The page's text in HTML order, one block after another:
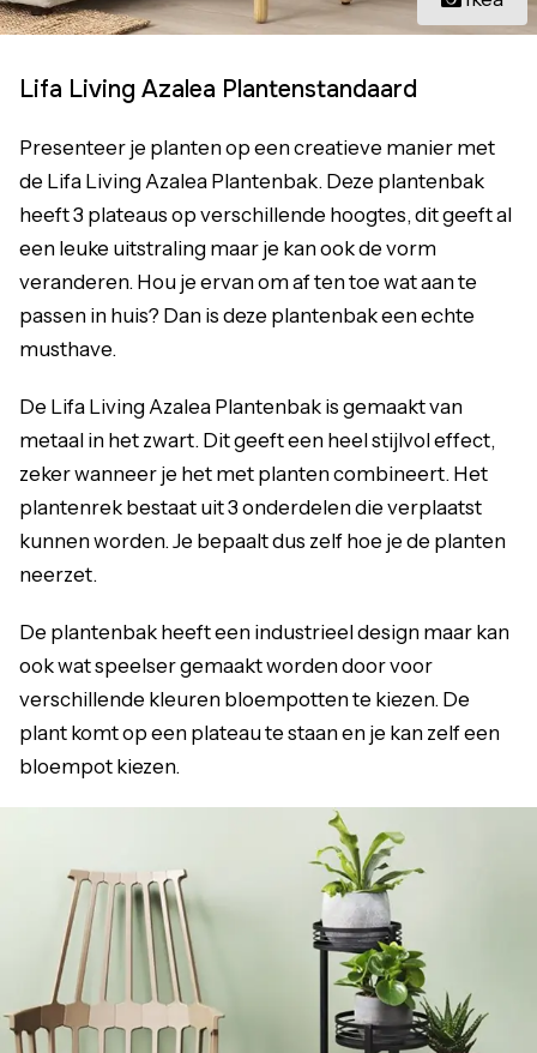
Lifa Living Azalea Plantenstandaard
Presenteer je planten op een creatieve manier met
de Lifa Living Azalea Plantenbak. Deze plantenbak
heeft 3 plateaus op verschillende hoogtes, dit geeft al
een leuke uitstraling maar je kan ook de vorm
veranderen. Hou je ervan om af ten toe wat aan te
passen in huis? Dan is deze plantenbak een echte
musthave.
De Lifa Living Azalea Plantenbak is gemaakt van
metaal in het zwart. Dit geeft een heel stijlvol effect,
zeker wanneer je het met planten combineert. Het
plantenrek bestaat uit 3 onderdelen die verplaatst
kunnen worden. Je bepaalt dus zelf hoe je de planten
neerzet.
De plantenbak heeft een industrieel design maar kan
ook wat speelser gemaakt worden door voor
verschillende kleuren bloempotten te kiezen. De
plant komt op een plateau te staan en je kan zelf een
bloempot kiezen.